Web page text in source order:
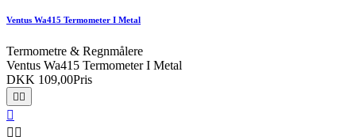
Ventus Wa415 Termometer I Metal
Termometre & Regnmålere
Ventus Wa415 Termometer I Metal
DKK 109,00Pris
 

 